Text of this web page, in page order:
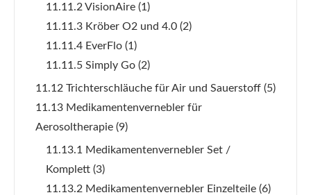
11.11.2 VisionAire (1)
11.11.3 Kröber O2 und 4.0 (2)
11.11.4 EverFlo (1)
11.11.5 Simply Go (2)
11.12 Trichterschläuche für Air und Sauerstoff (5)
11.13 Medikamentenvernebler für
Aerosoltherapie (9)
11.13.1 Medikamentenvernebler Set /
Komplett (3)
11.13.2 Medikamentenvernebler Einzelteile (6)